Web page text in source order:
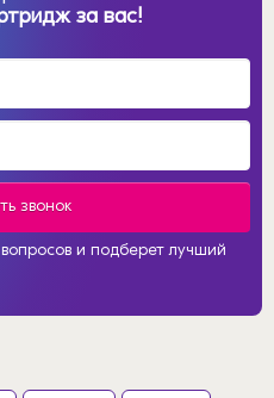
за вас!
звонок
и подберет лучший